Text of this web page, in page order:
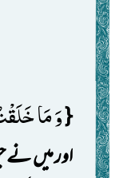
{وَ مَا
اور میںنے